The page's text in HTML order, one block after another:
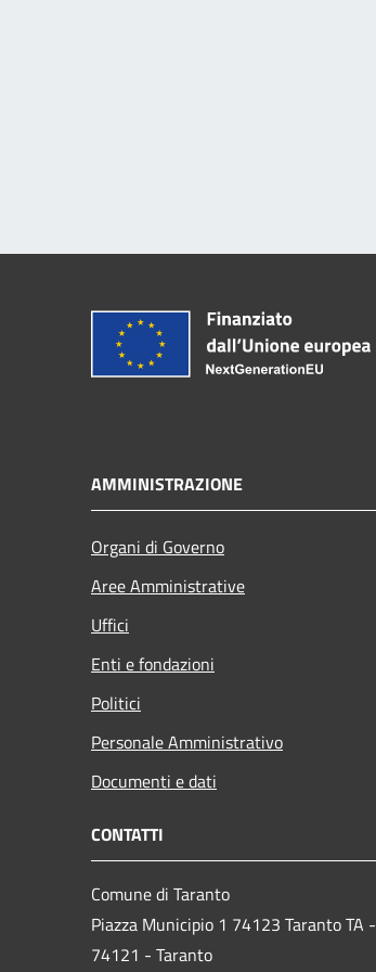
AMMINISTRAZIONE
Organi di Governo
Aree Amministrative
Uffici
Enti e fondazioni
Politici
Personale Amministrativo
Documenti e dati
CONTATTI
Comune di Taranto
Piazza Municipio 1 74123 Taranto TA -
74121 - Taranto